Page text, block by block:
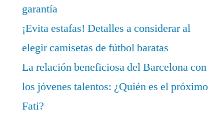
garantía
¡Evita estafas! Detalles a considerar al
elegir camisetas de fútbol baratas
La relación beneficiosa del Barcelona con
los jóvenes talentos: ¿Quién es el próximo
Fati?